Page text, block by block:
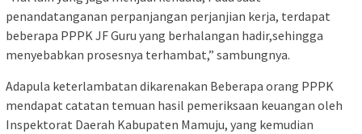
penandatanganan perpanjangan perjanjian kerja, terdapat
beberapa PPPK JF Guru yang berhalangan hadir,sehingga
menyebabkan prosesnya terhambat,” sambungnya.
Adapula keterlambatan dikarenakan Beberapa orang PPPK
mendapat catatan temuan hasil pemeriksaan keuangan oleh
Inspektorat Daerah Kabupaten Mamuju, yang kemudian